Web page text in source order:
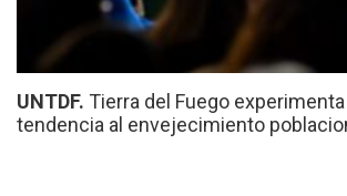
UNTDF. Tierra del Fuego
tendencia al envejecimiento